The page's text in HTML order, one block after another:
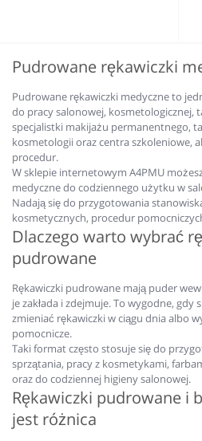
Pudrowane rękawiczki
Pudrowane rękawiczki medyczne to
do pracy salonowej, kosmetologicznej,
specjalistki makijażu permanentnego,
kosmetologii oraz centra szkoleniowe,
procedur.
W sklepie internetowym A4PMU
medyczne do codziennego użytku w
Nadają się do przygotowania
kosmetycznych, procedur
Dlaczego warto wybrać
pudrowane
Rękawiczki pudrowane mają puder
je zakłada i zdejmuje. To wygodne, gdy
zmieniać rękawiczki w ciągu dnia albo
pomocnicze.
Taki format często stosuje się do
sprzątania, pracy z kosmetykami,
oraz do codziennej higieny salonowej.
Rękawiczki pudrowane i
jest różnica